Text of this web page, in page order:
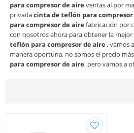
para compresor de aireventas al por
privadacinta de teflón para
para compresor de airefabricación por
con nosotros ahora para obtener la
teflón para compresor de aire, vamos
manera oportuna, no somos el precio
para compresor de aire, pero vamos a